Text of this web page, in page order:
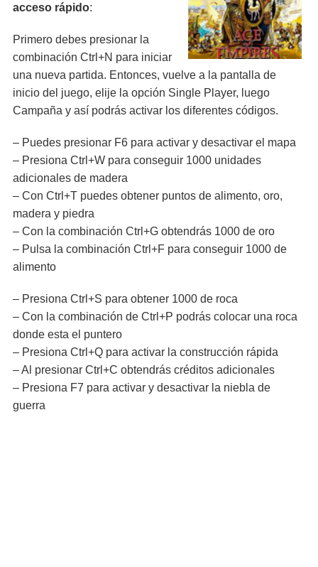
acceso rápido:
Primero debes presionar la
combinación Ctrl+N para iniciar
una nueva partida. Entonces, vuelve a la pantalla de
inicio del juego, elije la opción Single Player, luego
Campaña y así podrás activar los diferentes códigos.
– Puedes presionar F6 para activar y desactivar el mapa
– Presiona Ctrl+W para conseguir 1000 unidades
adicionales de madera
– Con Ctrl+T puedes obtener puntos de alimento, oro,
madera y piedra
– Con la combinación Ctrl+G obtendrás 1000 de oro
– Pulsa la combinación Ctrl+F para conseguir 1000 de
alimento
– Presiona Ctrl+S para obtener 1000 de roca
– Con la combinación de Ctrl+P podrás colocar una roca
donde esta el puntero
– Presiona Ctrl+Q para activar la construcción rápida
– Al presionar Ctrl+C obtendrás créditos adicionales
– Presiona F7 para activar y desactivar la niebla de
guerra